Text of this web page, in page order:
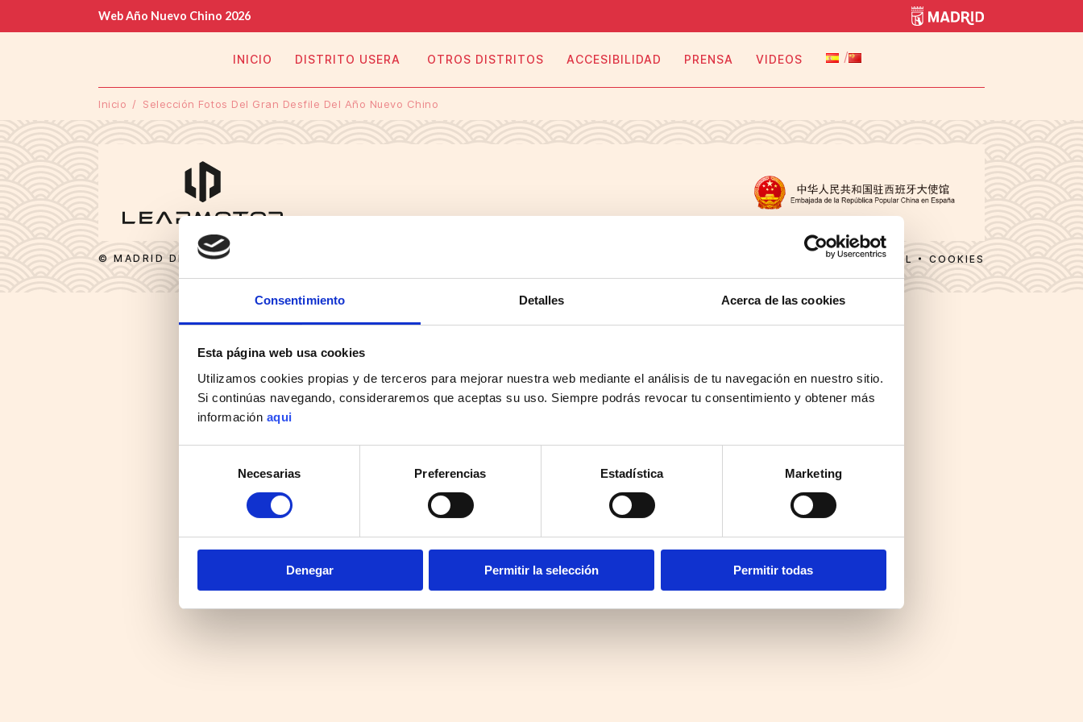
Consentimiento Detalles Acerca de las cookies
Esta página web usa cookies
Utilizamos cookies propias y de terceros para mejorar nuestra web mediante el análisis de tu navegación en nuestro sitio.
Si continúas navegando, consideraremos que aceptas su uso. Siempre podrás revocar tu consentimiento y obtener más
información aqui
consentimiento
Necesarias Preferencias Estadística Marketing
Denegar Permitir la selección Permitir todas
Web Año Nuevo Chino 2026
INICIO DISTRITO USERA OTROS DISTRITOS ACCESIBILIDAD PRENSA VIDEOS
Inicio Selección Fotos Del Gran Desfile Del Año Nuevo Chino
© MADRID DESTINO CULTURA TURISMO Y NEGOCIO, S.A. Algunos derechos reservados. 2026 AVISO LEGAL COOKIES